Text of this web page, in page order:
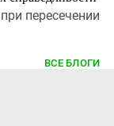
пересечении
ВСЕ БЛОГИ